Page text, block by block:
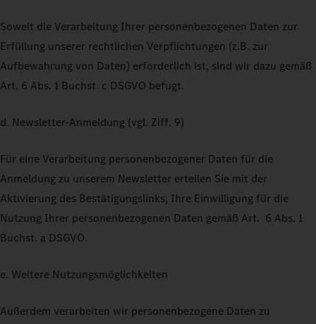
Soweit die Verarbeitung Ihrer personenbezogenen Daten zur
Erfüllung unserer rechtlichen Verpflichtungen (z.B. zur
Aufbewahrung von Daten) erforderlich ist, sind wir dazu gemäß
Art. 6 Abs. 1 Buchst. c DSGVO befugt.
d. Newsletter-Anmeldung (vgl. Ziff. 9)
Für eine Verarbeitung personenbezogener Daten für die
Anmeldung zu unserem Newsletter erteilen Sie mit der
Aktivierung des Bestätigungslinks, Ihre Einwilligung für die
Nutzung Ihrer personenbezogenen Daten gemäß Art. 6 Abs. 1
Buchst. a DSGVO.
e. Weitere Nutzungsmöglichkeiten
Außerdem verarbeiten wir personenbezogene Daten zu